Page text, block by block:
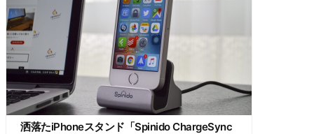
洒落たiPhoneスタンド「Spinido ChargeSync